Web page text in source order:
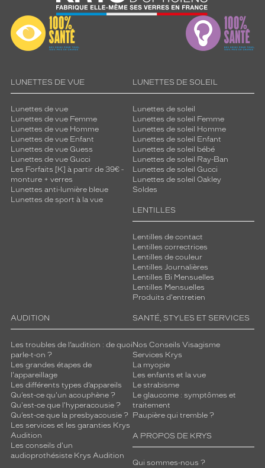
LUNETTES DE VUE
Lunettes de vue
Lunettes de vue Femme
Lunettes de vue Homme
Lunettes de vue Enfant
Lunettes de vue Guess
Lunettes de vue Gucci
Les Forfaits [K] à partir de 39€ -
monture + verres
Lunettes anti-lumière bleue
Lunettes de sport à la vue
LUNETTES DE SOLEIL
Lunettes de soleil
Lunettes de soleil Femme
Lunettes de soleil Homme
Lunettes de soleil Enfant
Lunettes de soleil bébé
Lunettes de soleil Ray-Ban
Lunettes de soleil Gucci
Lunettes de soleil Oakley
Soldes
LENTILLES
Lentilles de contact
Lentilles correctrices
Lentilles de couleur
Lentilles Journalières
Lentilles Bi Mensuelles
Lentilles Mensuelles
Produits d'entretien
AUDITION
Les troubles de l’audition : de quoi
parle-t-on ?
Les grandes étapes de
l'appareillage
Les différents types d’appareils
Qu’est-ce qu'un acouphène ?
Qu'est-ce que l'hyperacousie ?
Qu’est-ce que la presbyacousie ?
Les services et les garanties Krys
Audition
Les conseils d'un
audioprothésiste Krys Audition
SANTÉ, STYLES ET SERVICES
Nos Conseils Visagisme
Services Krys
La myopie
Les enfants et la vue
Le strabisme
Le glaucome : symptômes et
traitement
Paupière qui tremble ?
A PROPOS DE KRYS
Qui sommes-nous ?